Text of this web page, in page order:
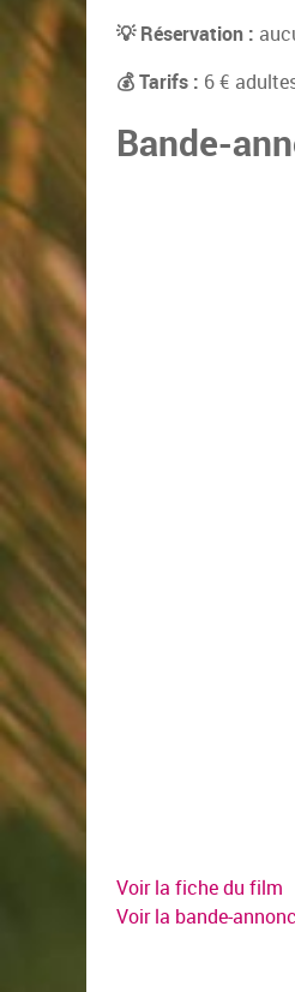
💡 Réservation :
💰 Tarifs : 6 €
Bande-
Voir la fiche du film
Voir la bande-